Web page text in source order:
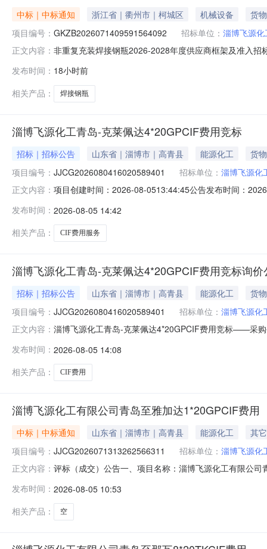
中标｜中标通知 浙江省｜衢州市｜柯城区 机械设备
货物
项目编号： GKZB2026071409591564092 招标单位： 淄博飞源
正文内容： 非重复充装焊接钢瓶2026-2028年度供应商框架及准入
公司、淄博铭盛达金属制品有限公司、江苏凯斯迪化工
准入单位的单项最低投标报价五、公示
发布时间： 18小时前
相关产品：
焊接钢瓶
淄博飞源化工青岛-克莱佩达4*20GPCIF费用竞标
招标｜招标公告 山东省｜淄博市｜高青县 能源化工
货物
项目编号： JJCG2026080416020589401 招标单位： 淄博飞源化
正文内容： 项目创建时间：2026-08-0513:44:45公告发布时间：
经过德国汉堡，９月初的船五、投标人资格要求：1.基本
发布时间： 2026-08-05 14:42
相关产品：
CIF费用服务
淄博飞源化工青岛-克莱佩达4*20GPCIF费用竞标询价
招标｜招标公告 山东省｜淄博市｜高青县 能源化工
货物
项目编号： JJCG2026080416020589401 招标单位： 淄博飞源化
正文内容： 淄博飞源化工青岛-克莱佩达4*20GPCIF费用竞标——采
国”（www.creditchina.gov.cn)列入失信被执行人、重大
发布时间： 2026-08-05 14:08
相关产品：
CIF费用
淄博飞源化工有限公司青岛至雅加达1*20GPCIF费用
中标｜中标通知 山东省｜淄博市｜高青县 能源化工
其它
项目编号： JJCG2026071313262566311 招标单位： 淄博飞源化
正文内容： 评标（成交）公告一、项目名称：淄博飞源化工有限公
发布时间： 2026-08-05 10:53
相关产品：
空